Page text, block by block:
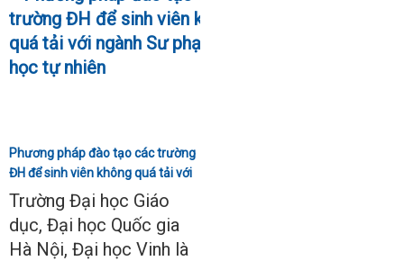
Phương pháp đào tạo các trường
ĐH để sinh viên không quá tải với
ngành Sư phạm Khoa học tự
nhiên
Trường Đại học Giáo
dục, Đại học Quốc gia
Hà Nội, Đại học Vinh là